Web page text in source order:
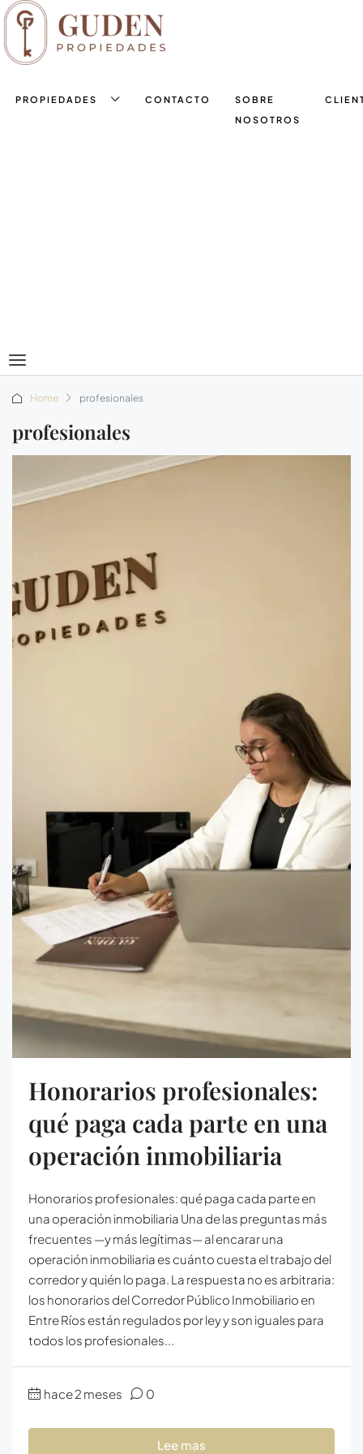
PROPIEDADES CONTACTO
SOBRE
NOSOTROS
Home profesionales
profesionales
Honorarios profesionales:
qué paga cada parte en una
operación inmobiliaria
Honorarios profesionales: qué paga cada parte en
una operación inmobiliaria Una de las preguntas más
frecuentes —y más legítimas— al encarar una
operación inmobiliaria es cuánto cuesta el trabajo del
corredor y quién lo paga. La respuesta no es arbitraria:
los honorarios del Corredor Público Inmobiliario en
Entre Ríos están regulados por ley y son iguales para
todos los profesionales...
hace 2 meses 0
Lee mas